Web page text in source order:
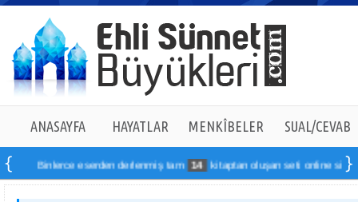
ANASAYFA HAYATLAR MENKÎBELER SUAL/CEVAB
Binlerce eserden derlenmiş tam 14 kitaptan oluşan seti online sipariş